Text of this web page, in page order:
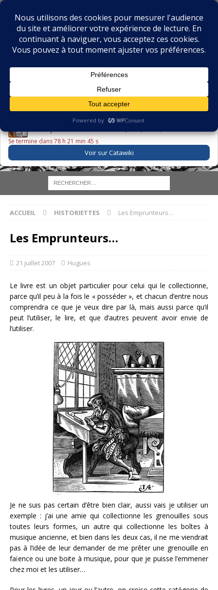
BIBLIOPHILIE.COM
LE BLOG DU BIBLIOPHILE, DES BIBLIOPHILES, DE LA
LE LIVRE DU JOUR
Se termine dans 78 h 21 min 44 s
Voir sur Catawiki
ACCUEIL HISTORIETTES Les Emprunteurs…
Les Emprunteurs…
21 juillet 2007 Hugues
Le livre est un objet particulier pour celui qui le collectionne,
parce qu’il peu à la fois le « posséder », et chacun d’entre nous
comprendra ce que je veux dire par là, mais aussi parce qu’il
peut l’utiliser, le lire, et que d’autres peuvent avoir envie de
l’utiliser.
Je ne suis pas certain d’être bien clair, aussi vais je utiliser un
exemple : j’ai une amie qui collectionne les grenouilles sous
toutes leurs formes, un autre qui collectionne les boîtes à
musique ancienne, et bien dans les deux cas, il ne me viendrait
pas à l’idée de leur demander de me prêter une grenouille en
faïence ou une boite à musique, pour que je puisse l’emmener
chez moi et les utiliser…